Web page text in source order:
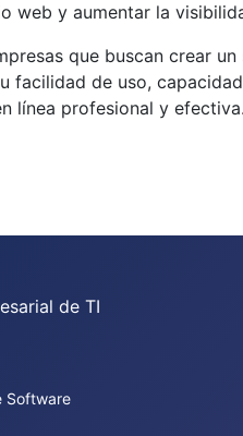
web y aumentar la
que buscan crear
facilidad de uso,
línea profesional y efectiva.
de TI
Software